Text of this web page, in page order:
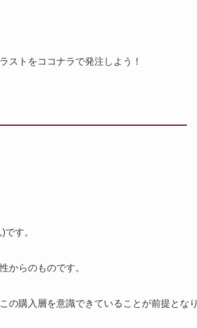
ストをココナラで発注しよう！
)です。
からのものです。
の購入層を意識できていることが前提となり